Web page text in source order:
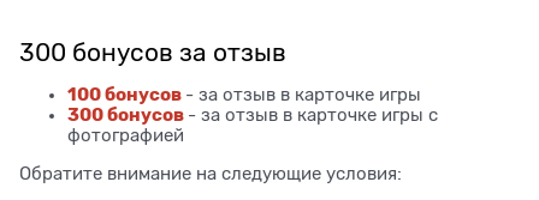
300 бонусов за отзыв
100 бонусов - за отзыв в карточке игры
300 бонусов - за отзыв в карточке игры с
фотографией
Обратите внимание на следующие условия: